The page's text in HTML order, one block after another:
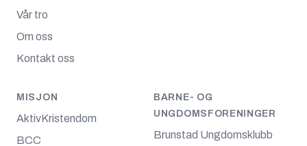
Vår tro
Om oss
Kontakt oss
MISJON
AktivKristendom
BCC
BARNE- OG
UNGDOMSFORENINGER
Brunstad Ungdomsklubb